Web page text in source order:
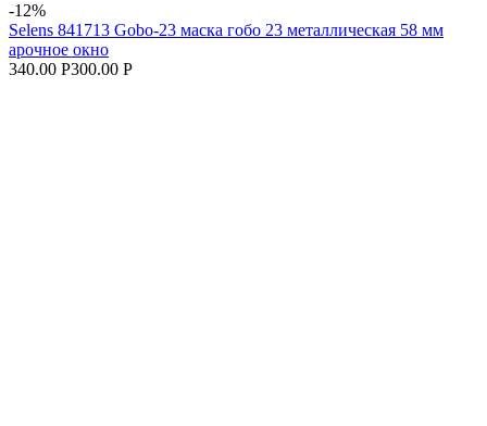
-12%
Selens 841713 Gobo-23 маска гобо 23 металлическая 58 мм
арочное окно
340.00 Р300.00 Р